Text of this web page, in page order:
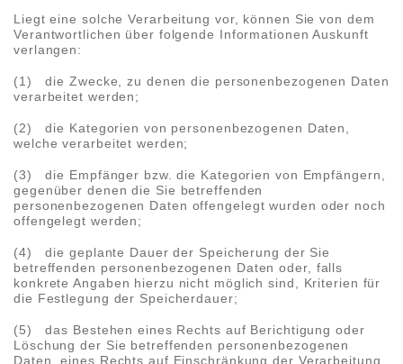
Liegt eine solche Verarbeitung vor, können Sie von dem
Verantwortlichen über folgende Informationen Auskunft
verlangen:
(1) die Zwecke, zu denen die personenbezogenen Daten
verarbeitet werden;
(2) die Kategorien von personenbezogenen Daten,
welche verarbeitet werden;
(3) die Empfänger bzw. die Kategorien von Empfängern,
gegenüber denen die Sie betreffenden
personenbezogenen Daten offengelegt wurden oder noch
offengelegt werden;
(4) die geplante Dauer der Speicherung der Sie
betreffenden personenbezogenen Daten oder, falls
konkrete Angaben hierzu nicht möglich sind, Kriterien für
die Festlegung der Speicherdauer;
(5) das Bestehen eines Rechts auf Berichtigung oder
Löschung der Sie betreffenden personenbezogenen
Daten, eines Rechts auf Einschränkung der Verarbeitung